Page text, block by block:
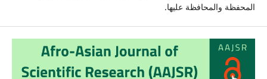
المحفظة والمحافظة عليها.